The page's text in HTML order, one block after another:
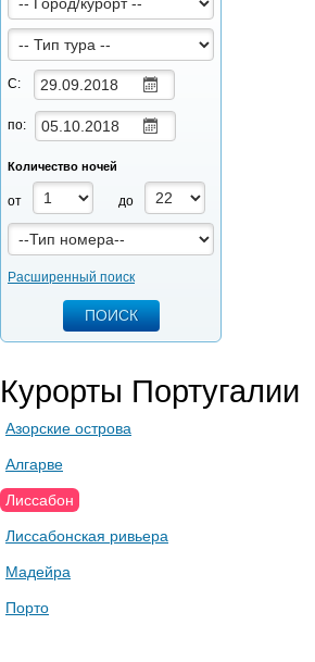
С:
по:
Количество ночей
от до
Расширенный поиск
Курорты Португалии
Азорские острова
Алгарве
Лиссабон
Лиссабонская ривьера
Мадейра
Порто